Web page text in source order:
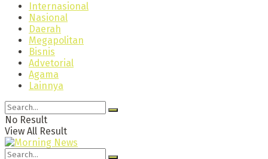
Internasional
Nasional
Daerah
Megapolitan
Bisnis
Advetorial
Agama
Lainnya
No Result
View All Result